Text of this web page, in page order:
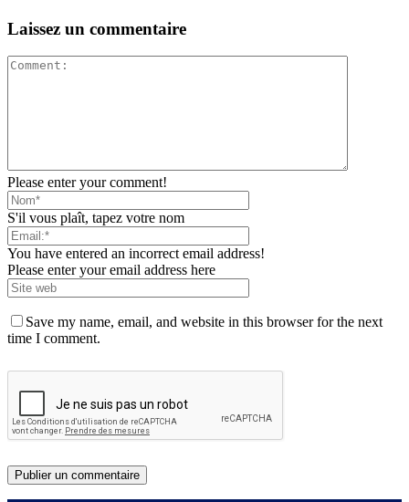
Laissez un commentaire
Please enter your comment!
S'il vous plaît, tapez votre nom
You have entered an incorrect email address!
Please enter your email address here
Save my name, email, and website in this browser for the next
time I comment.